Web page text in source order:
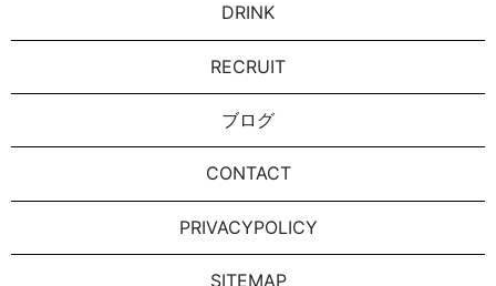
DRINK
RECRUIT
ブログ
CONTACT
PRIVACYPOLICY
SITEMAP